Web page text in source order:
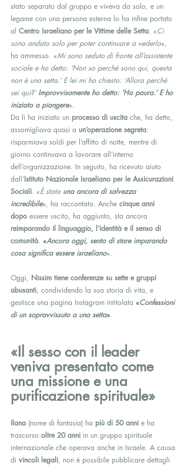
stato separato dal gruppo e viveva da solo, e un
legame con una persona esterna lo ha infine portato
al Centro Israeliano per le Vittime delle Setta. «Ci
sono andato solo per poter continuare a vederlo»,
ha ammesso. «Mi sono seduto di fronte all’assistente
sociale e ho detto: ‘Non so perché sono qui, questa
non è una setta.’ E lei mi ha chiesto: ‘Allora perché
sei qui?’ Improvvisamente ho detto: ‘Ho paura.’ E ho
iniziato a piangere».
Da lì ha iniziato un processo di uscita che, ha detto,
assomigliava quasi a un’operazione segreta:
risparmiava soldi per l’affitto di notte, mentre di
giorno continuava a lavorare all’interno
dell’organizzazione. In seguito, ha ricevuto aiuto
dall’Istituto Nazionale Israeliano per le Assicurazioni
Sociali. «È stata una ancora di salvezza
incredibile», ha raccontato. Anche cinque anni
dopo essere uscito, ha aggiunto, sta ancora
reimparando il linguaggio, l’identità e il senso di
comunità. «Ancora oggi, sento di stare imparando
cosa significa essere israeliano».
Oggi, Nissim tiene conferenze su sette e gruppi
abusanti, condividendo la sua storia di vita, e
gestisce una pagina Instagram intitolata «Confessioni
di un sopravvissuto a una setta».
«Il sesso con il leader
veniva presentato come
una missione e una
purificazione spirituale»
Ilana (nome di fantasia) ha più di 50 anni e ha
trascorso oltre 20 anni in un gruppo spirituale
internazionale che operava anche in Israele. A causa
di vincoli legali, non è possibile pubblicare dettagli